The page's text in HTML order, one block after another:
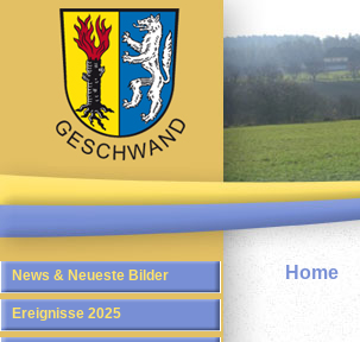
News & Neueste Bilder
Ereignisse 2025
Home